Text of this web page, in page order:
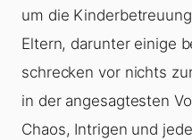
um die
Eltern, darunter einige
schrecken vor nichts
in der angesagtesten
Chaos, Intrigen und